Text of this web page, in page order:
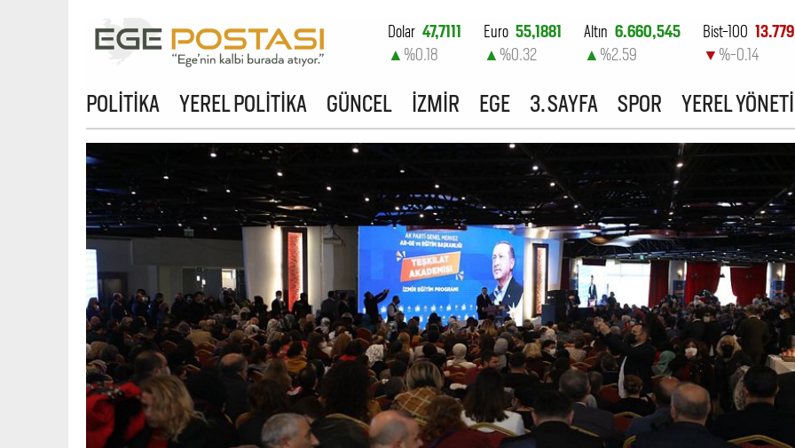
Dolar 47,7111
▲ %0.18
Euro 55,1881
▲ %0.32
Altın 6.660,545
▲ %2.59
Bist-100
▼ %-0.14
POLİTİKA YEREL POLİTİKA GÜNCEL İZMİR EGE 3. SAYFA SPOR YEREL